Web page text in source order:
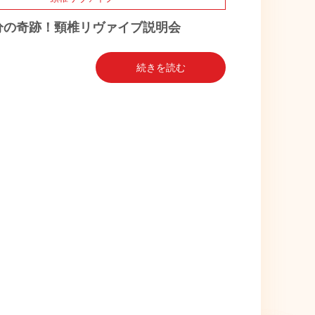
奇跡！頸椎リヴァイブ説明会
続きを読む